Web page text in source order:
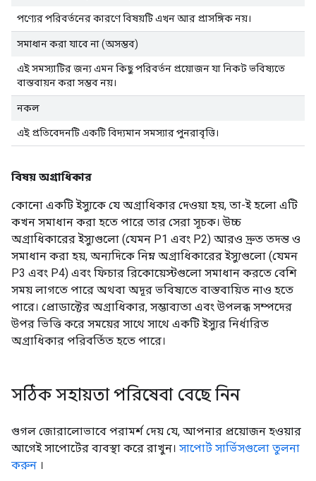
পণ্যের পরিবর্তনের কারণে বিষয়টি এখন আর প্রাসঙ্গিক নয়।
সমাধান করা যাবে না (অসম্ভব)
এই সমস্যাটির জন্য এমন কিছু পরিবর্তন প্রয়োজন যা নিকট ভবিষ্যতে
বাস্তবায়ন করা সম্ভব নয়।
নকল
এই প্রতিবেদনটি একটি বিদ্যমান সমস্যার পুনরাবৃত্তি।
বিষয় অগ্রাধিকার
কোনো একটি ইস্যুকে যে অগ্রাধিকার দেওয়া হয়, তা-ই হলো এটি
কখন সমাধান করা হতে পারে তার সেরা সূচক। উচ্চ
অগ্রাধিকারের ইস্যুগুলো (যেমন P1 এবং P2) আরও দ্রুত তদন্ত ও
সমাধান করা হয়, অন্যদিকে নিম্ন অগ্রাধিকারের ইস্যুগুলো (যেমন
P3 এবং P4) এবং ফিচার রিকোয়েস্টগুলো সমাধান করতে বেশি
সময় লাগতে পারে অথবা অদূর ভবিষ্যতে বাস্তবায়িত নাও হতে
পারে। প্রোডাক্টের অগ্রাধিকার, সম্ভাব্যতা এবং উপলব্ধ সম্পদের
উপর ভিত্তি করে সময়ের সাথে সাথে একটি ইস্যুর নির্ধারিত
অগ্রাধিকার পরিবর্তিত হতে পারে।
সঠিক সহায়তা পরিষেবা বেছে নিন
গুগল জোরালোভাবে পরামর্শ দেয় যে, আপনার প্রয়োজন হওয়ার
আগেই সাপোর্টের ব্যবস্থা করে রাখুন। সাপোর্ট সার্ভিসগুলো তুলনা
করুন ।